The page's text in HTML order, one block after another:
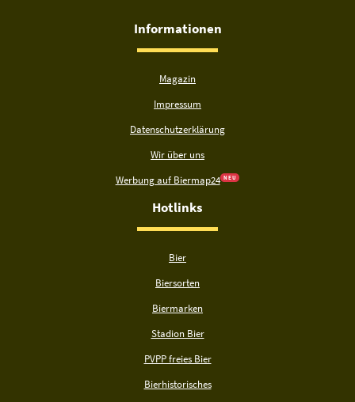
Informationen
Magazin
Impressum
Datenschutzerklärung
Wir über uns
Werbung auf Biermap24 N E U
Hotlinks
Bier
Biersorten
Biermarken
Stadion Bier
PVPP freies Bier
Bierhistorisches